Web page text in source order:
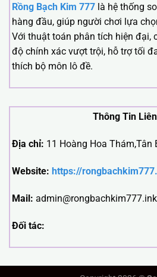
Rồng Bạch Kim 777 là hệ thống
hàng đầu, giúp người chơi lựa
Với thuật toán phân tích hiện đại,
độ chính xác vượt trội, hỗ trợ tối
thích bộ môn lô đề.
Thông Tin
Địa chỉ: 11 Hoàng Hoa Thám,Tân
Website: https://
Mail: admin@rongbachkim777.ink
Đối tác: